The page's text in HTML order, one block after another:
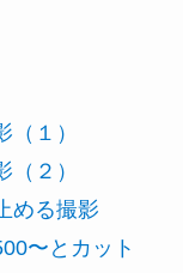
１）
２）
める撮影
〜とカット